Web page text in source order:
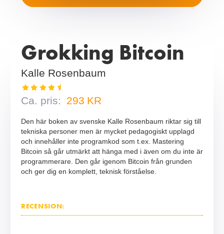
Grokking Bitcoin
Kalle Rosenbaum
Ca. pris: 293 KR
Den här boken av svenske Kalle Rosenbaum riktar sig till
tekniska personer men är mycket pedagogiskt upplagd
och innehåller inte programkod som t.ex. Mastering
Bitcoin så går utmärkt att hänga med i även om du inte är
programmerare. Den går igenom Bitcoin från grunden
och ger dig en komplett, teknisk förståelse.
RECENSION: